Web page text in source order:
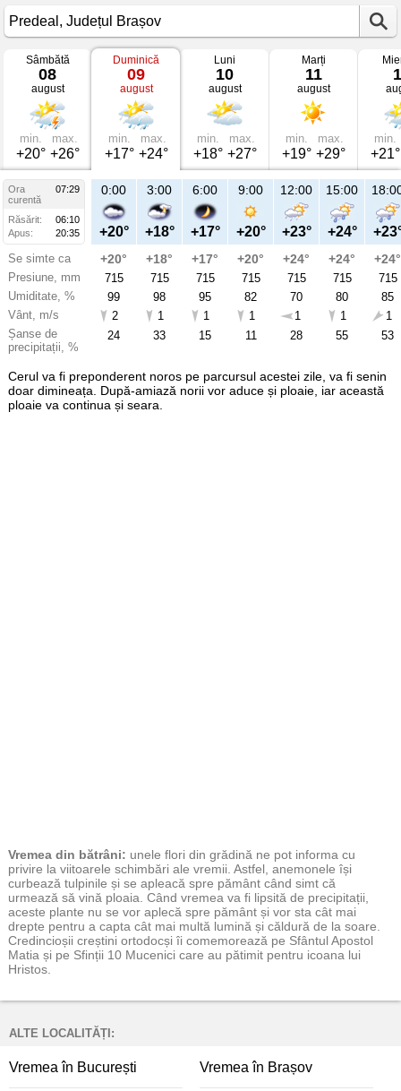
Vremea
Predeal
mâine
Județul
Brașov
Sâmbătă
08
august
min.
+20°
max.
+26°
Duminică
09
august
min.
+17°
max.
+24°
Luni
10
august
min.
+18°
max.
+27°
Marți
11
august
min.
+19°
max.
+29°
min.
+21°
Ora
07:29
curentă
Răsărit:
06:10
Apus:
20:35
Se simte ca
Presiune, mm
Umiditate, %
Vânt, m/s
Șanse de
precipitații, %
21:00
+22°
+22°
715
99
2
55
Du
aug
0:00
+20°
+20°
715
99
2
24
3:00
+18°
+18°
715
98
1
33
6:00
+17°
+17°
715
95
1
15
9:00
+20°
+20°
715
82
1
11
12:00
+23°
+24°
715
70
1
28
15:00
+24°
+24°
715
80
1
55
+24°
715
85
1
53
Cerul va fi preponderent noros pe parcursul acestei zile, va fi senin
doar dimineața. După-amiază norii vor aduce și ploaie, iar această
ploaie va continua și seara.
Vremea din bătrâni: unele flori din grădină ne pot informa cu
privire la viitoarele schimbări ale vremii. Astfel, anemonele își
curbează tulpinile și se apleacă spre pământ când simt că
urmează să vină ploaia. Când vremea va fi lipsită de precipitații,
aceste plante nu se vor aplecă spre pământ și vor sta cât mai
drepte pentru a capta cât mai multă lumină și căldură de la soare.
Credincioșii creștini ortodocși îi comemorează pe Sfântul Apostol
Matia și pe Sfinții 10 Mucenici care au pătimit pentru icoana lui
Hristos.
ALTE LOCALITĂȚI:
Vremea în București Vremea în Brașov